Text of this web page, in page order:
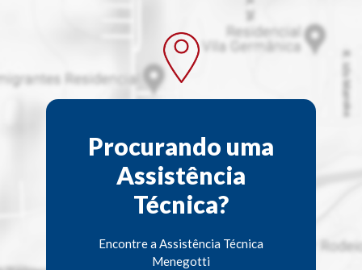
Procurando uma
Assistência
Técnica?
Encontre a Assistência Técnica
Menegotti